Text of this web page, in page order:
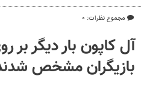
مجموع نظرات: ۰
آل کاپون بار دیگر بر
بازیگران مشخص